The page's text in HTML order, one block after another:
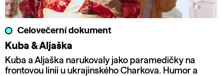
Celovečerní dokument
Kuba & Aljaška
Kuba a Aljaška narukovaly jako paramedičky na
frontovou linii u ukrajinského Charkova. Humor a